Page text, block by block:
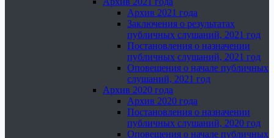
Архив 2021 года
Заключения о результатах
публичных слушаний, 2021 год
Постановления о назначении
публичных слушаний, 2021 год
Оповещения о начале публичных
слушаний, 2021 год
Архив 2020 года
Архив 2020 года
Постановления о назначении
публичных слушаний, 2020 год
Оповещения о начале публичных